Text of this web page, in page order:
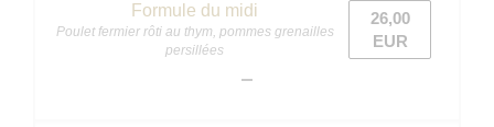
Formule du midi
Poulet fermier rôti au thym, pommes grenailles
persillées
26,00
EUR